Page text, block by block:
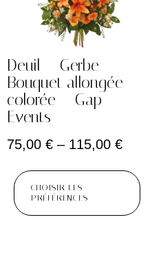
Deuil – Gerbe
Bouquet allongée
colorée – Gap
Events
75,00 € – 115,00 €
CHOISIR LES
PRÉFÉRENCES